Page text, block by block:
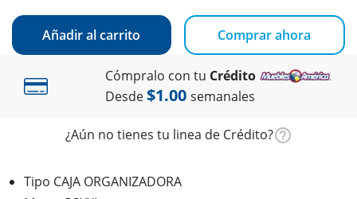
Añadir al carrito Comprar ahora
Cómpralo con tu Crédito
Desde$1.00 semanales
¿Aún no tienes tu linea de Crédito?
Tipo CAJA ORGANIZADORA